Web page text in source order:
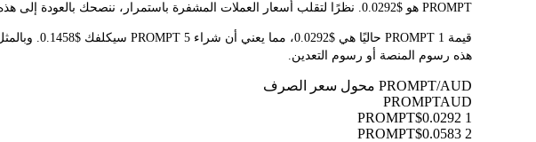
PROMPT هو $0.0292. نظرًا لتقلب أسعار العملات المشفرة باستمرار، ننصحك بالعودة إلى هذه الصفحة قبل التداول للاطلاع على أحدث نتائج التحويل.
هذه رسوم المنصة أو رسوم التعدين.
PROMPT/AUD محول سعر الصرف
PROMPTAUD
1 PROMPT
$0.0292
2 PROMPT
$0.0583